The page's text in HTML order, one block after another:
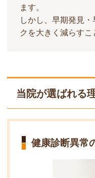
ます。
しかし、早期発見
クを大きく減らすこ
当院が選ばれる
健康診断異常